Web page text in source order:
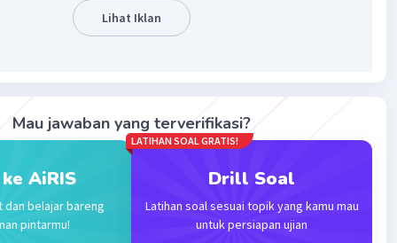
S Level 31
pelangi
Lihat Iklan
Mau jawaban yang terverifikasi?
AiRIS
dan belajar bareng
pintarmu!
LATIHAN SOAL GRATIS!
Drill Soal
Latihan soal sesuai topik yang kamu mau
untuk persiapan ujian